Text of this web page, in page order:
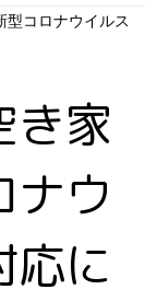
型コロナウイルス
き家
ナウ
応に